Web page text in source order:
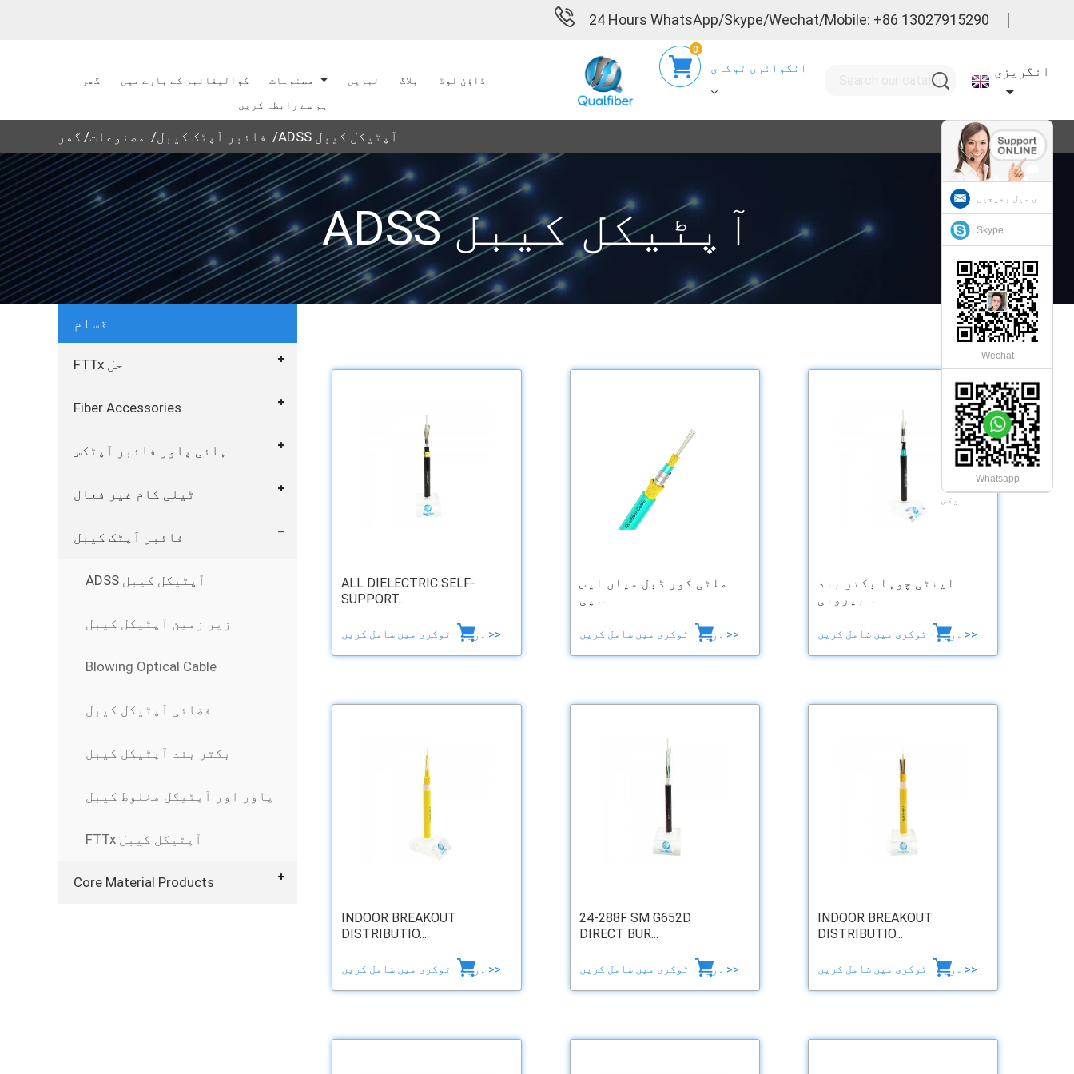
24 Hours WhatsApp/Skype/Wechat/Mobile: +86 13027915290
گھر کوالیفائبر کے بارے میں مصنوعات خبریں بلاگ ڈاؤن لوڈ
ہم سے رابطہ کریں
انکوائری ٹوکری
0
انگریزی
گھر مصنوعات فائبر آپٹک کیبل ADSS آپٹیکل کیبل
ADSS آپٹیکل کیبل
اقسام
FTTx حل
Fiber Accessories
ہائی پاور فائبر آپٹکس
ٹیلی کام غیر فعال
فائبر آپٹک کیبل
ADSS آپٹیکل کیبل
زیر زمین آپٹیکل کیبل
Blowing Optical Cable
فضائی آپٹیکل کیبل
بکتر بند آپٹیکل کیبل
پاور اور آپٹیکل مخلوط کیبل
FTTx آپٹیکل کیبل
Core Material Products
ALL DIELECTRIC SELF-
SUPPORT...
مزید >>
ملٹی کور ڈبل میان ایس
پی ...
مزید >>
اینٹی چوہا بکتر بند
بیرونی ...
مزید >>
INDOOR BREAKOUT
DISTRIBUTIO...
مزید >>
24-288F SM G652D
DIRECT BUR...
مزید >>
INDOOR BREAKOUT
DISTRIBUTIO...
مزید >>
ای میل بھیجیں
Skype
Wechat
Whatsapp
ایکس